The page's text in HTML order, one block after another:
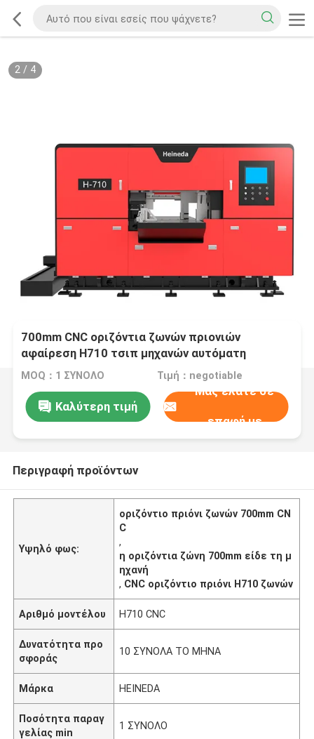
2/ 4
700mm CNC οριζόντια ζωνών πριονιών
αφαίρεση H710 τσιπ μηχανών αυτόματη
MOQ：1 ΣΥΝΟΛΟ Τιμή：negotiable
Καλύτερη τιμή
Μας ελάτε σε
επαφή με
Περιγραφή προϊόντων
Υψηλό φως:
οριζόντιο πριόνι ζωνών 700mm CN
C
,
η οριζόντια ζώνη 700mm είδε τη μ
ηχανή
, CNC οριζόντιο πριόνι H710 ζωνών
Αριθμό μοντέλου H710 CNC
Δυνατότητα προ
σφοράς
10 ΣΥΝΟΛΑ ΤΟ ΜΗΝΑ
Μάρκα HEINEDA
Ποσότητα παραγ
γελίας min
1 ΣΥΝΟΛΟ